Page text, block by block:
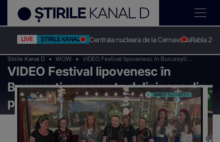
LIVE ȘTIRILE KANAL D Centrala nucleara de la CernavodaRabla
Stirile Kanal D WOW
VIDEO Festival lipovenesc în București:
preparate delicioase din pește
VIDEO Festival lipovenesc în
București: preparate delicioase din
pește